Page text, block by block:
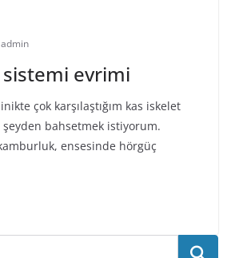
admin
evrimi
çok karşılaştığım kas iskelet
bahsetmek istiyorum.
ensesinde hörgüç